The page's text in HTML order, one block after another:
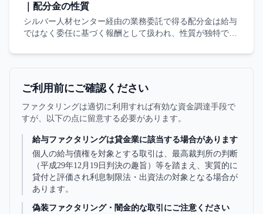
｜配分金の性質
シルバー人材センター経由の業務委託で得る配分金は給与
ではなく委任に基づく報酬として扱われ、性質が独特で
件、ファクタリングとの関係を整理します。
ご利用前にご確認ください
ファクタリングは適切に利用すれば有効な資金調達手段で
すが、以下の点に留意する必要があります。
給与ファクタリングは貸金業に該当する場合があります
個人の給与債権を対象とする取引は、最高裁判所の判断
（平成29年12月19日判決の趣旨）等を踏まえ、実質的に
貸付と評価され利息制限法・出資法の対象となる場合が
あります。
偽装ファクタリング・闇金的な取引にご注意ください